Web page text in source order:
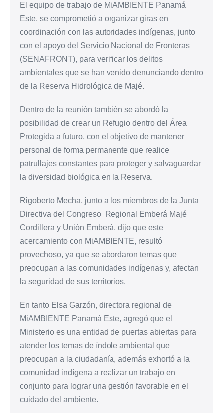
El equipo de trabajo de MiAMBIENTE Panamá
Este, se comprometió a organizar giras en
coordinación con las autoridades indígenas, junto
con el apoyo del Servicio Nacional de Fronteras
(SENAFRONT), para verificar los delitos
ambientales que se han venido denunciando dentro
de la Reserva Hidrológica de Majé.
Dentro de la reunión también se abordó la
posibilidad de crear un Refugio dentro del Área
Protegida a futuro, con el objetivo de mantener
personal de forma permanente que realice
patrullajes constantes para proteger y salvaguardar
la diversidad biológica en la Reserva.
Rigoberto Mecha, junto a los miembros de la Junta
Directiva del Congreso Regional Emberá Majé
Cordillera y Unión Emberá, dijo que este
acercamiento con MiAMBIENTE, resultó
provechoso, ya que se abordaron temas que
preocupan a las comunidades indígenas y, afectan
la seguridad de sus territorios.
En tanto Elsa Garzón, directora regional de
MiAMBIENTE Panamá Este, agregó que el
Ministerio es una entidad de puertas abiertas para
atender los temas de índole ambiental que
preocupan a la ciudadanía, además exhortó a la
comunidad indígena a realizar un trabajo en
conjunto para lograr una gestión favorable en el
cuidado del ambiente.